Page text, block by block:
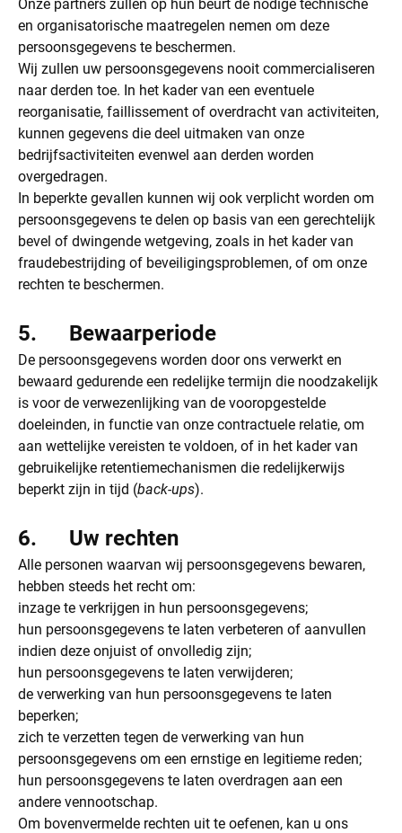
Onze partners zullen op hun beurt de nodige technische
en organisatorische maatregelen nemen om deze
persoonsgegevens te beschermen.
Wij zullen uw persoonsgegevens nooit commercialiseren
naar derden toe. In het kader van een eventuele
reorganisatie, faillissement of overdracht van activiteiten,
kunnen gegevens die deel uitmaken van onze
bedrijfsactiviteiten evenwel aan derden worden
overgedragen.
In beperkte gevallen kunnen wij ook verplicht worden om
persoonsgegevens te delen op basis van een gerechtelijk
bevel of dwingende wetgeving, zoals in het kader van
fraudebestrijding of beveiligingsproblemen, of om onze
rechten te beschermen.
5. Bewaarperiode
De persoonsgegevens worden door ons verwerkt en
bewaard gedurende een redelijke termijn die noodzakelijk
is voor de verwezenlijking van de vooropgestelde
doeleinden, in functie van onze contractuele relatie, om
aan wettelijke vereisten te voldoen, of in het kader van
gebruikelijke retentiemechanismen die redelijkerwijs
beperkt zijn in tijd (back-ups).
6. Uw rechten
Alle personen waarvan wij persoonsgegevens bewaren,
hebben steeds het recht om:
inzage te verkrijgen in hun persoonsgegevens;
hun persoonsgegevens te laten verbeteren of aanvullen
indien deze onjuist of onvolledig zijn;
hun persoonsgegevens te laten verwijderen;
de verwerking van hun persoonsgegevens te laten
beperken;
zich te verzetten tegen de verwerking van hun
persoonsgegevens om een ernstige en legitieme reden;
hun persoonsgegevens te laten overdragen aan een
andere vennootschap.
Om bovenvermelde rechten uit te oefenen, kan u ons